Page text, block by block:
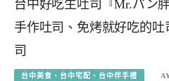
台中好吃生吐司『Mr.パン
手作吐司、免烤就好吃的
司
台中美食、台中宅配、台中伴手禮